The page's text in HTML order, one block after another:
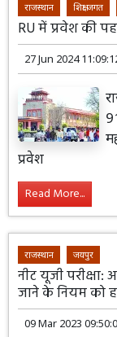
राजस्थान शिक्षा जगत
RU में प्रवेश की
27 Jun 2024
प्रवेश
Read More...
राजस्थान जयपुर
नीट यूजी
जाने के नियम को
09 Mar 2023